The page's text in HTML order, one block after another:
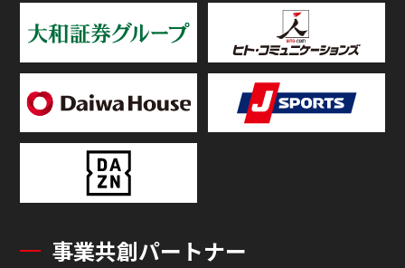
事業共創パートナー